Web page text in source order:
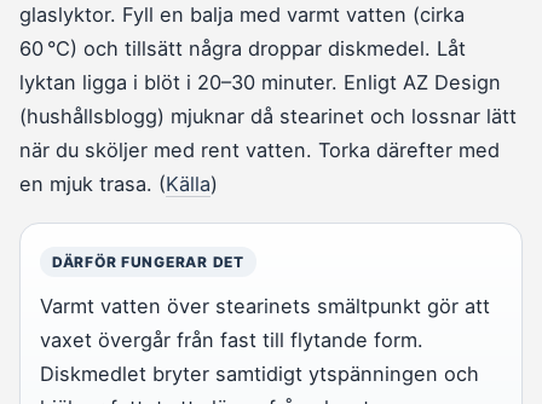
glaslyktor. Fyll en balja med varmt vatten (cirka
60 °C) och tillsätt några droppar diskmedel. Låt
lyktan ligga i blöt i 20–30 minuter. Enligt AZ Design
(hushållsblogg) mjuknar då stearinet och lossnar lätt
när du sköljer med rent vatten. Torka därefter med
en mjuk trasa. (Källa)
DÄRFÖR FUNGERAR DET
Varmt vatten över stearinets smältpunkt gör att
vaxet övergår från fast till flytande form.
Diskmedlet bryter samtidigt ytspänningen och